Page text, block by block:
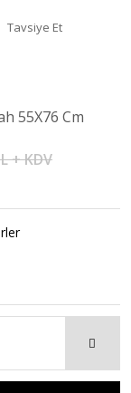
Tavsiye Et
55X76 Cm
+ KDV